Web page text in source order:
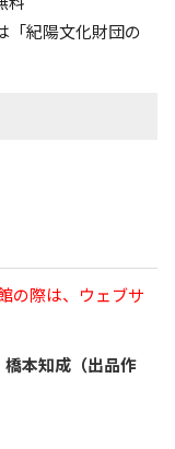
「紀陽文化財団の
の際は、ウェブサ
本知成（出品作